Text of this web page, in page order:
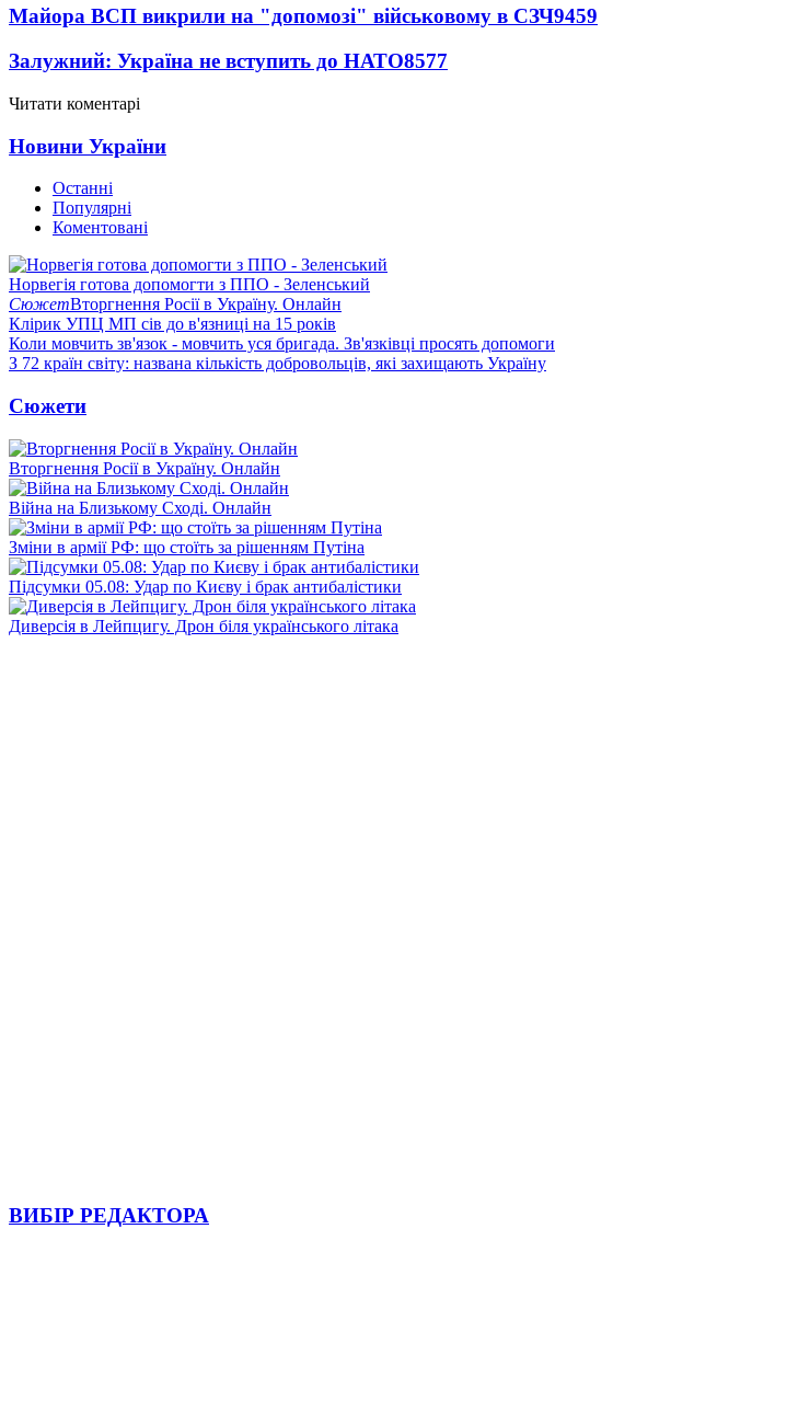
Майора ВСП викрили на "допомозі" військовому в СЗЧ9459
Залужний: Україна не вступить до НАТО8577
Читати коментарі
Новини України
Останні
Популярні
Коментовані
Норвегія готова допомогти з ППО - Зеленський
СюжетВторгнення Росії в Україну. Онлайн
Клірик УПЦ МП сів до в'язниці на 15 років
Коли мовчить зв'язок - мовчить уся бригада. Зв'язківці просять допомоги
З 72 країн світу: названа кількість добровольців, які захищають Україну
Сюжети
Вторгнення Росії в Україну. Онлайн
Війна на Близькому Сході. Онлайн
Зміни в армії РФ: що стоїть за рішенням Путіна
Підсумки 05.08: Удар по Києву і брак антибалістики
Диверсія в Лейпцигу. Дрон біля українського літака
ВИБІР РЕДАКТОРА